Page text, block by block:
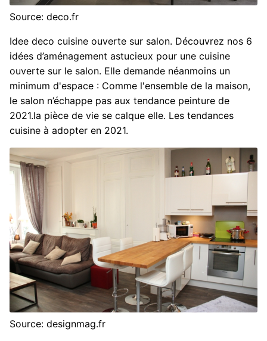
Source: deco.fr
Idee deco cuisine ouverte sur salon. Découvrez nos 6
idées d’aménagement astucieux pour une cuisine
ouverte sur le salon. Elle demande néanmoins un
minimum d'espace : Comme l'ensemble de la maison,
le salon n’échappe pas aux tendance peinture de
2021.la pièce de vie se calque elle. Les tendances
cuisine à adopter en 2021.
Source: designmag.fr